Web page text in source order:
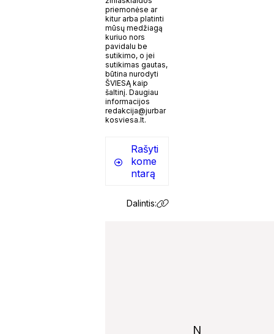
priemonėse ar
kitur arba platinti
mūsų medžiagą
kuriuo nors
pavidalu be
sutikimo, o jei
sutikimas gautas,
būtina nurodyti
ŠVIESĄ kaip
šaltinį. Daugiau
informacijos
redakcija@jurbar
kosviesa.lt.
Rašyti
kome
ntarą
Dalintis:
N